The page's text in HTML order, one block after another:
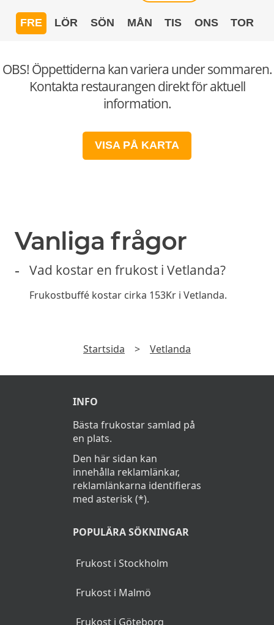
FRE LÖR SÖN MÅN TIS ONS TOR
OBS! Öppettiderna kan variera under sommaren.
Kontakta restaurangen direkt för aktuell
information.
VISA PÅ KARTA
Vanliga frågor
Vad kostar en frukost i Vetlanda?
Frukostbuffé kostar cirka 153Kr i Vetlanda.
Startsida > Vetlanda
INFO
Bästa frukostar samlad på
en plats.
Den här sidan kan
innehålla reklamlänkar,
reklamlänkarna identifieras
med asterisk (*).
POPULÄRA SÖKNINGAR
Frukost i Stockholm
Frukost i Malmö
Frukost i Göteborg